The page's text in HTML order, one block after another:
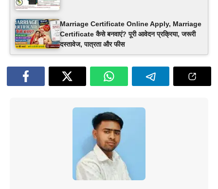
Marriage Certificate Online Apply, Marriage
Certificate कैसे बनवाएं? पूरी आवेदन प्रक्रिया, जरूरी
दस्तावेज, पात्रता और फीस